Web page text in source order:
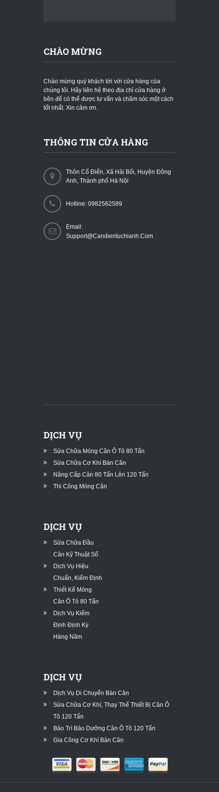
CHÀO MỪNG
Chào mừng quý khách tới với cửa hàng của
chúng tôi. Hãy liên hệ theo địa chỉ cửa hàng ở
bên để có thể được tư vấn và chăm sóc một cách
tốt nhất. Xin cảm ơn.
THÔNG TIN CỬA HÀNG
Thôn Cổ Điển, Xã Hải Bối, Huyện Đông
Anh, Thành phố Hà Nội
Hotline: 0982562589
Email:
Support@candientuchianh.com
DỊCH VỤ
Sửa Chữa Móng Cân Ô Tô 80 Tấn
Sửa Chữa Cơ Khí Bàn Cân
Nâng Cấp Cân 80 Tấn Lên 120 Tấn
Thi Công Móng Cân
DỊCH VỤ
Sửa Chữa Đầu
Cân Kỹ Thuật Số
Dịch Vụ Hiệu
Chuẩn, Kiểm Định
Thiết Kế Móng
Cân Ô Tô 80 Tấn
Dịch Vụ Kiểm
Định Định Kỳ
Hàng Năm
DỊCH VỤ
Dịch Vụ Di Chuyển Bàn Cân
Sửa Chữa Cơ Khí, Thay Thế Thiết Bị Cân Ô
Tô 120 Tấn
Bảo Trì Bảo Dưỡng Cân Ô Tô 120 Tấn
Gia Công Cơ Khí Bàn Cân